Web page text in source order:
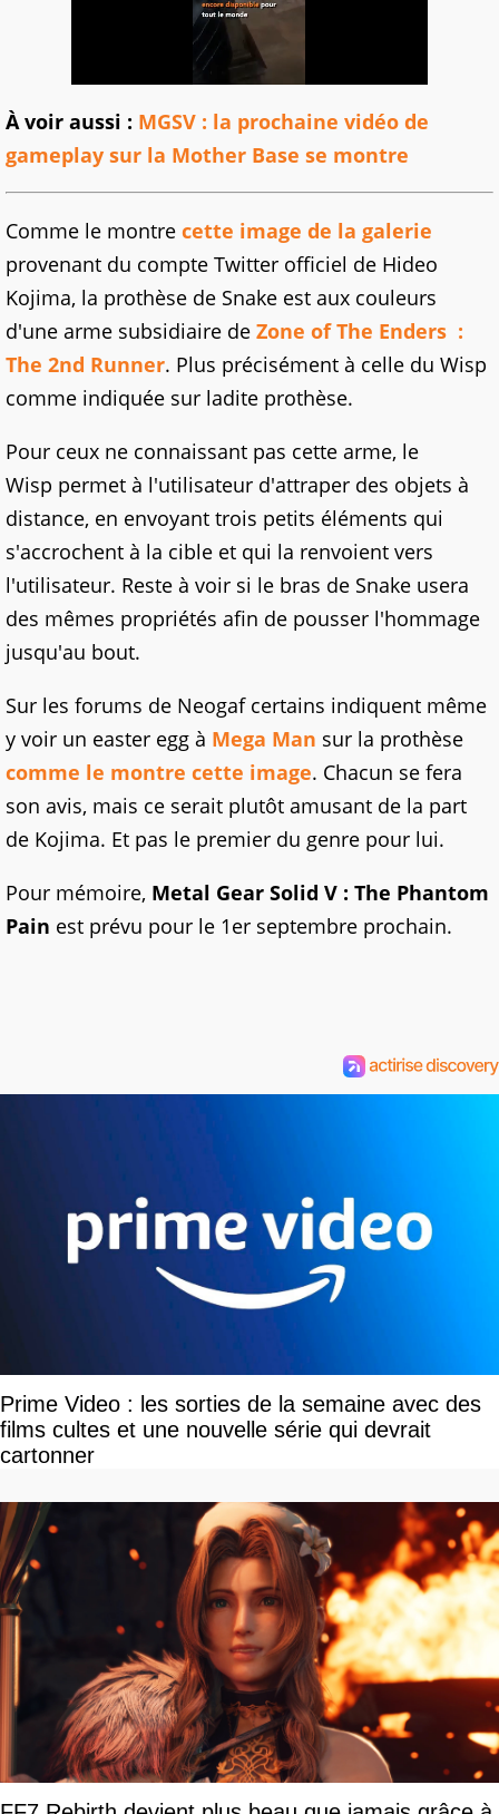
À voir aussi : MGSV : la prochaine vidéo de
gameplay sur la Mother Base se montre
Comme le montre cette image de la galerie
provenant du compte Twitter officiel de Hideo
Kojima, la prothèse de Snake est aux couleurs
d'une arme subsidiaire de Zone of The Enders :
The 2nd Runner. Plus précisément à celle du Wisp
comme indiquée sur ladite prothèse.
Pour ceux ne connaissant pas cette arme, le
Wisp permet à l'utilisateur d'attraper des objets à
distance, en envoyant trois petits éléments qui
s'accrochent à la cible et qui la renvoient vers
l'utilisateur. Reste à voir si le bras de Snake usera
des mêmes propriétés afin de pousser l'hommage
jusqu'au bout.
Sur les forums de Neogaf certains indiquent même
y voir un easter egg à Mega Man sur la prothèse
comme le montre cette image. Chacun se fera
son avis, mais ce serait plutôt amusant de la part
de Kojima. Et pas le premier du genre pour lui.
Pour mémoire, Metal Gear Solid V : The Phantom
Pain est prévu pour le 1er septembre prochain.
Prime Video : les sorties de la semaine avec des
films cultes et une nouvelle série qui devrait
cartonner